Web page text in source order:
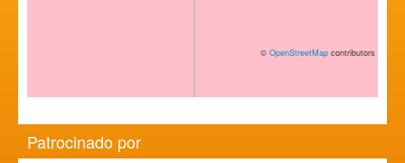
© OpenStreetMap contributors
Patrocinado por